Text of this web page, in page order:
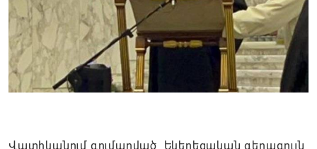
Վատիկանում գումարված Եկեղեցական գերագույն